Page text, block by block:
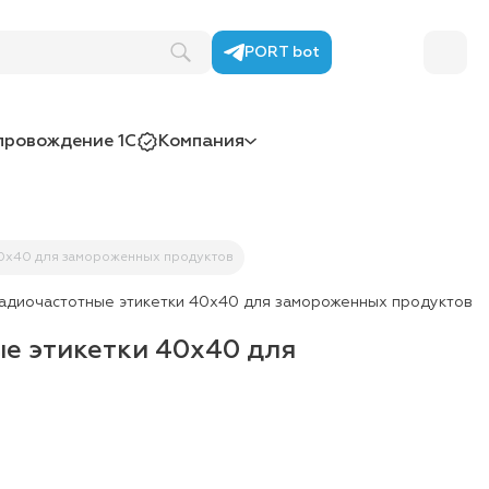
PORT bot
1С Компания
для замороженных продуктов
этикетки 40x40 для замороженных продуктов
этикетки 40x40 для